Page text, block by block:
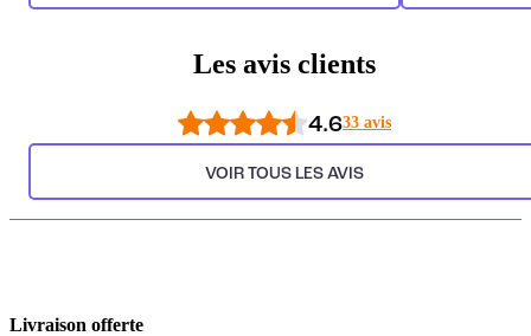
Les avis clients
4.633 avis
VOIR TOUS LES AVIS
Livraison offerte